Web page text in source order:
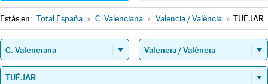
Estás en: Total España » C. Valenciana » Valencia / València » TUÉJAR